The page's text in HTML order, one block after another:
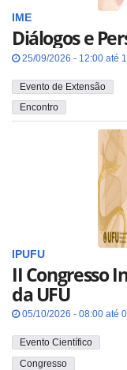
IME
Diálogos e
25/09/2026 - 12:00 até
Evento de Extensão
Encontro
IPUFU
II Congresso
da UFU
05/10/2026 - 08:00 até
Evento Científico
Congresso